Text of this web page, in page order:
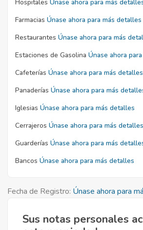
Hospitales Únase ahora para más
Farmacias Únase ahora para más detalles
Restaurantes Únase ahora para más
Estaciones de Gasolina Únase ahora
Cafeterías Únase ahora para más detalles
Panaderías Únase ahora para más
Iglesias Únase ahora para más detalles
Cerrajeros Únase ahora para más detalles
Guarderías Únase ahora para más
Bancos Únase ahora para más detalles
Fecha de Registro: Únase ahora para
Sus notas personales